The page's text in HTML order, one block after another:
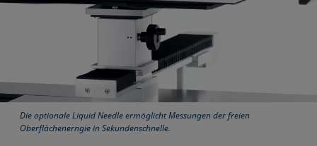
Die optionale Liquid Needle ermöglicht Messungen der freien
Oberflächenerngie in Sekundenschnelle.